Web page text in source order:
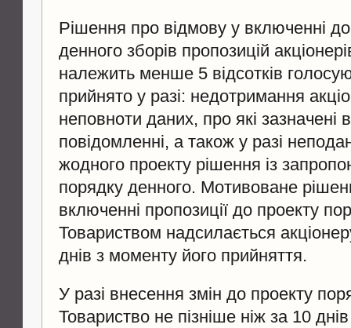
Рішення про відмову у включенні
денного зборів пропозицій
належить менше 5 відсотків
прийнято у разі: недотримання
неповноти даних, про які
повідомленні, а також у разі
жодного проекту рішення із
порядку денного. Мотивоване
включенні пропозиції до проекту
Товариством надсилається
днів з моменту його прийняття.
У разі внесення змін до проекту
Товариство не пізніше ніж за 10